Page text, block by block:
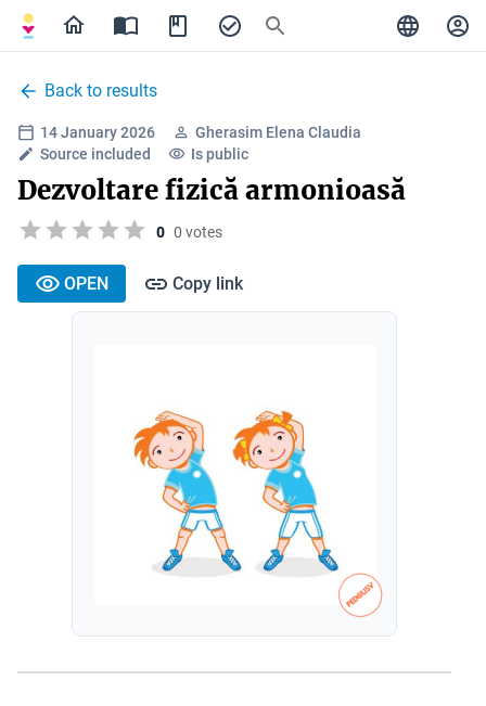
Back to results
14 January 2026
Gherasim Elena Claudia
Source included
Is public
Dezvoltare fizică armonioasă
0 0 votes
OPEN Copy link